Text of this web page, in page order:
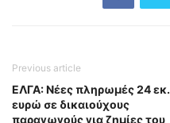
Previous article
ΕΛΓΑ: Νέες πληρωμές 24 εκ.
ευρώ σε δικαιούχους
παραγωγούς για ζημίες του